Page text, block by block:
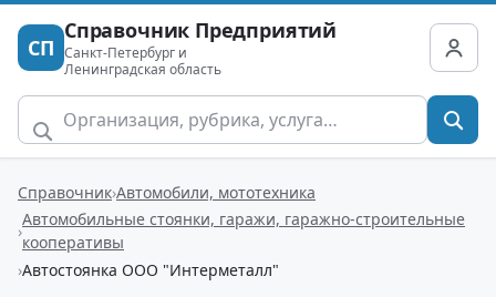
СП
Справочник Предприятий
Санкт-Петербург и
Ленинградская область
Справочник Автомобили, мототехника
Автомобильные стоянки, гаражи, гаражно-строительные
кооперативы
Автостоянка ООО "Интерметалл"